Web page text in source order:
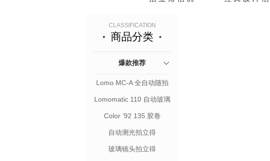
CLASSIFICATION
商品分类
爆款推荐
Lomo MC-A 全自动随拍
Lomomatic 110 自动玻璃
镜头胶片相机
Color ’92 135 胶卷
自动测光拍立得
玻璃镜头拍立得